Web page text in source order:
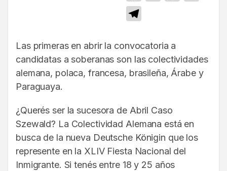
Las primeras en abrir la convocatoria a
candidatas a soberanas son las colectividades
alemana, polaca, francesa, brasileña, Árabe y
Paraguaya.
¿Querés ser la sucesora de Abril Caso
Szewald? La Colectividad Alemana está en
busca de la nueva Deutsche Königin que los
represente en la XLIV Fiesta Nacional del
Inmigrante. Si tenés entre 18 y 25 años